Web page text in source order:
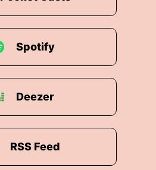
Spotify
Deezer
RSS Feed